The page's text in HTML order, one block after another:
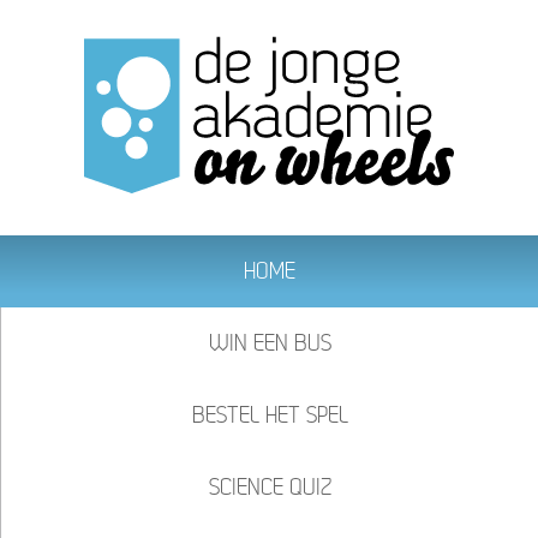
HOME
WIN EEN BUS
BESTEL HET SPEL
SCIENCE QUIZ